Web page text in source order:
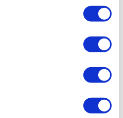
continúa el proceso de
de unas
a las